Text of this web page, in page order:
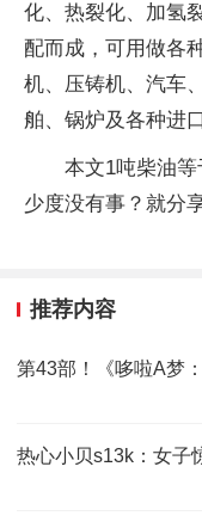
化、热裂化、加氢
配而成，可用做各
机、压铸机、汽车
舶、锅炉及各种进
本文1吨柴油
少度没有事？就分
推荐内容
第43部！《哆啦A梦
热心小贝s13k：女子